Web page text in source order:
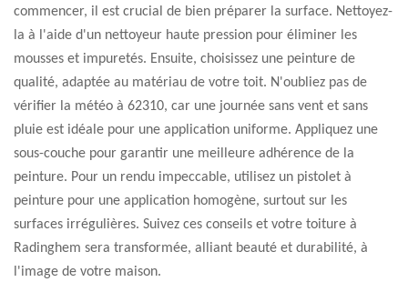
commencer, il est crucial de bien préparer la surface. Nettoyez-
la à l'aide d'un nettoyeur haute pression pour éliminer les
mousses et impuretés. Ensuite, choisissez une peinture de
qualité, adaptée au matériau de votre toit. N'oubliez pas de
vérifier la météo à 62310, car une journée sans vent et sans
pluie est idéale pour une application uniforme. Appliquez une
sous-couche pour garantir une meilleure adhérence de la
peinture. Pour un rendu impeccable, utilisez un pistolet à
peinture pour une application homogène, surtout sur les
surfaces irrégulières. Suivez ces conseils et votre toiture à
Radinghem sera transformée, alliant beauté et durabilité, à
l'image de votre maison.